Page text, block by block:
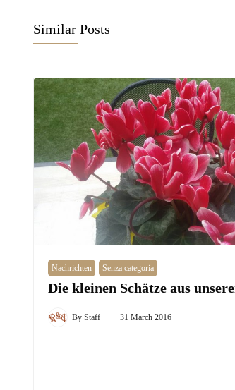
Similar Posts
Nachrichten Senza categoria
Die kleinen Schätze aus
By Staff 31 March 2016